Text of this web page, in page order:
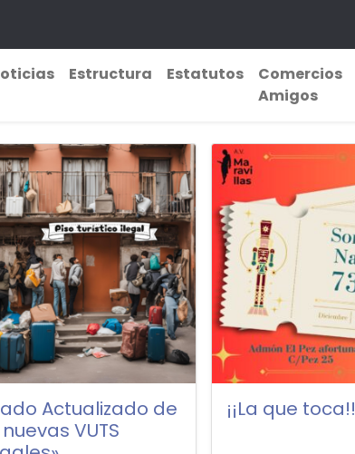
Estructura Estatutos
Comercios
Amigos
Actualizado de
VUTS
¡¡La que toca!!